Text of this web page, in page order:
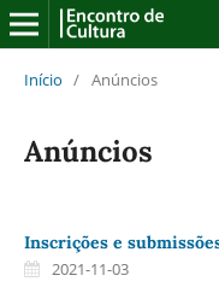
Início / Anúncios
Anúncios
Inscrições e
2021-11-03